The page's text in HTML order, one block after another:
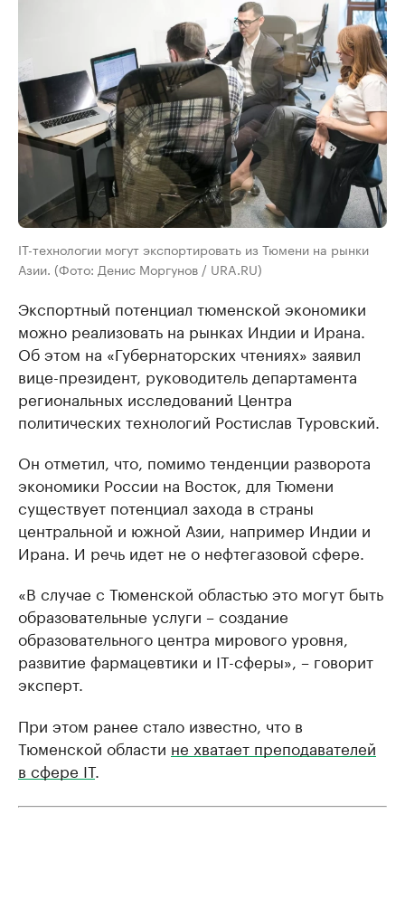
IT-технологии могут экспортировать из Тюмени на рынки
Азии. (Фото: Денис Моргунов / URA.RU)
Экспортный потенциал тюменской экономики
можно реализовать на рынках Индии и Ирана.
Об этом на «Губернаторских чтениях» заявил
вице-президент, руководитель департамента
региональных исследований Центра
политических технологий Ростислав Туровский.
Он отметил, что, помимо тенденции разворота
экономики России на Восток, для Тюмени
существует потенциал захода в страны
центральной и южной Азии, например Индии и
Ирана. И речь идет не о нефтегазовой сфере.
«В случае с Тюменской областью это могут быть
образовательные услуги – создание
образовательного центра мирового уровня,
развитие фармацевтики и IT-сферы», – говорит
эксперт.
При этом ранее стало известно, что в
Тюменской области не хватает преподавателей
в сфере IT.